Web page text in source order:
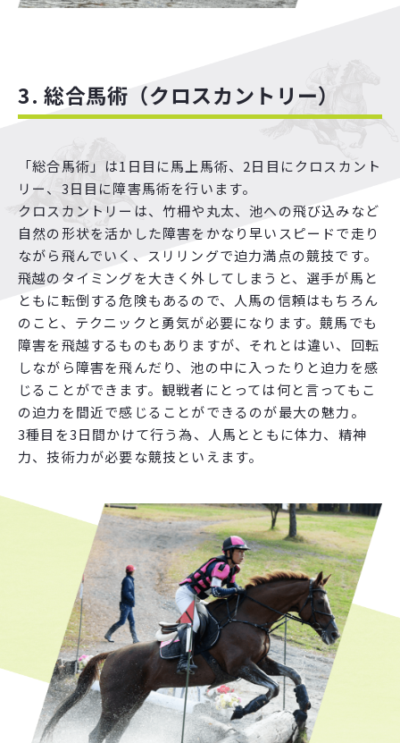
3. 総合馬術（クロスカントリー）
「総合馬術」は1日目に馬上馬術、2日目にクロスカント
リー、3日目に障害馬術を行います。
クロスカントリーは、竹柵や丸太、池への飛び込みなど
自然の形状を活かした障害をかなり早いスピードで走り
ながら飛んでいく、スリリングで迫力満点の競技です。
飛越のタイミングを大きく外してしまうと、選手が馬と
ともに転倒する危険もあるので、人馬の信頼はもちろん
のこと、テクニックと勇気が必要になります。競馬でも
障害を飛越するものもありますが、それとは違い、回転
しながら障害を飛んだり、池の中に入ったりと迫力を感
じることができます。観戦者にとっては何と言ってもこ
の迫力を間近で感じることができるのが最大の魅力。
3種目を3日間かけて行う為、人馬とともに体力、精神
力、技術力が必要な競技といえます。